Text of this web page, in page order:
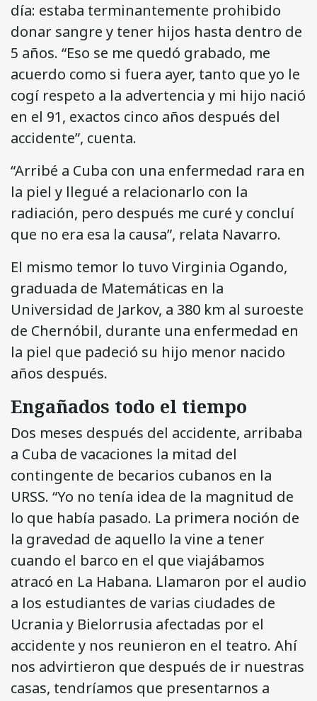
día: estaba terminantemente prohibido
donar sangre y tener hijos hasta dentro de
5 años. “Eso se me quedó grabado, me
acuerdo como si fuera ayer, tanto que yo le
cogí respeto a la advertencia y mi hijo nació
en el 91, exactos cinco años después del
accidente”, cuenta.
“Arribé a Cuba con una enfermedad rara en
la piel y llegué a relacionarlo con la
radiación, pero después me curé y concluí
que no era esa la causa”, relata Navarro.
El mismo temor lo tuvo Virginia Ogando,
graduada de Matemáticas en la
Universidad de Jarkov, a 380 km al suroeste
de Chernóbil, durante una enfermedad en
la piel que padeció su hijo menor nacido
años después.
Engañados todo el tiempo
Dos meses después del accidente, arribaba
a Cuba de vacaciones la mitad del
contingente de becarios cubanos en la
URSS. “Yo no tenía idea de la magnitud de
lo que había pasado. La primera noción de
la gravedad de aquello la vine a tener
cuando el barco en el que viajábamos
atracó en La Habana. Llamaron por el audio
a los estudiantes de varias ciudades de
Ucrania y Bielorrusia afectadas por el
accidente y nos reunieron en el teatro. Ahí
nos advirtieron que después de ir nuestras
casas, tendríamos que presentarnos a